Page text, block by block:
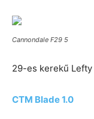
Cannondale F29 5
29-es kerekű
CTM Blade 1.0